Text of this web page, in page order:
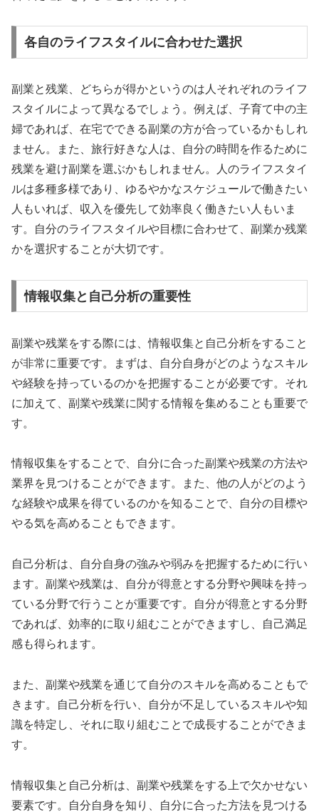
各自のライフスタイルに合わせた選択
副業と残業、どちらが得かというのは人それぞれのライフ
スタイルによって異なるでしょう。例えば、子育て中の主
婦であれば、在宅でできる副業の方が合っているかもしれ
ません。また、旅行好きな人は、自分の時間を作るために
残業を避け副業を選ぶかもしれません。人のライフスタイ
ルは多種多様であり、ゆるやかなスケジュールで働きたい
人もいれば、収入を優先して効率良く働きたい人もいま
す。自分のライフスタイルや目標に合わせて、副業か残業
かを選択することが大切です。
情報収集と自己分析の重要性
副業や残業をする際には、情報収集と自己分析をすること
が非常に重要です。まずは、自分自身がどのようなスキル
や経験を持っているのかを把握することが必要です。それ
に加えて、副業や残業に関する情報を集めることも重要で
す。
情報収集をすることで、自分に合った副業や残業の方法や
業界を見つけることができます。また、他の人がどのよう
な経験や成果を得ているのかを知ることで、自分の目標や
やる気を高めることもできます。
自己分析は、自分自身の強みや弱みを把握するために行い
ます。副業や残業は、自分が得意とする分野や興味を持っ
ている分野で行うことが重要です。自分が得意とする分野
であれば、効率的に取り組むことができますし、自己満足
感も得られます。
また、副業や残業を通じて自分のスキルを高めることもで
きます。自己分析を行い、自分が不足しているスキルや知
識を特定し、それに取り組むことで成長することができま
す。
情報収集と自己分析は、副業や残業をする上で欠かせない
要素です。自分自身を知り、自分に合った方法を見つける